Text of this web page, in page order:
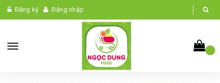
Đăng ký Đăng nhập